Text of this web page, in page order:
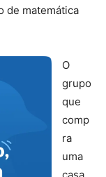
de matemática
O
grupo
que
comp
ra
uma